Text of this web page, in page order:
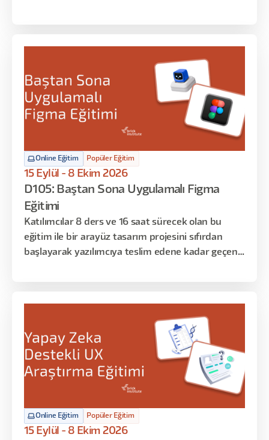
Online Eğitim Popüler Eğitim
15 Eylül - 8 Ekim 2026
D105: Baştan Sona Uygulamalı Figma
Eğitimi
Katılımcılar 8 ders ve 16 saat sürecek olan bu
eğitim ile bir arayüz tasarım projesini sıfırdan
başlayarak yazılımcıya teslim edene kadar geçen
giriş niteliğinde olup, başlangıç seviyesindeki
katılımcılar ile orta seviyedeki katılımcıları aynı
seviyeye getirmeyi amaçlamaktadır. Sonraki
haftalarda bu temel bilgileri uygulamalı örneklerle
zenginleştirip Figma’ya hakim olacağız. Son
Design System ve Token mantığı ile bir ürünü
hayata geçireceğiz.
Online Eğitim Popüler Eğitim
15 Eylül - 8 Ekim 2026